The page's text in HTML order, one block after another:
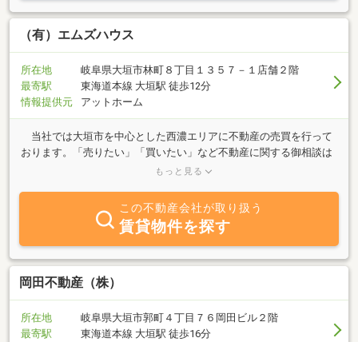
（有）エムズハウス
所在地
岐阜県大垣市林町８丁目１３５７－１店舗２階
最寄駅
東海道本線 大垣駅 徒歩12分
情報提供元
アットホーム
当社では大垣市を中心とした西濃エリアに不動産の売買を行って
おります。「売りたい」「買いたい」など不動産に関する御相談は
随時承っております。店頭へ御足労頂かなくても、携帯電話やパソ
もございませんし、常にリアルタイムの情報を入手頂けます。物件
の種類も住宅用地はもちろんの事、事業用、一戸建、マンションな
ど幅広く御提案できます。当社はＪＲ「大垣駅」を北へ約９００ｍ
にございます。お車でお越しの方には南側（大垣駅側）に駐車場も
完備しております。
もっと見る
この不動産会社が取り扱う
賃貸物件を探す
岡田不動産（株）
所在地
岐阜県大垣市郭町４丁目７６岡田ビル２階
最寄駅
東海道本線 大垣駅 徒歩16分